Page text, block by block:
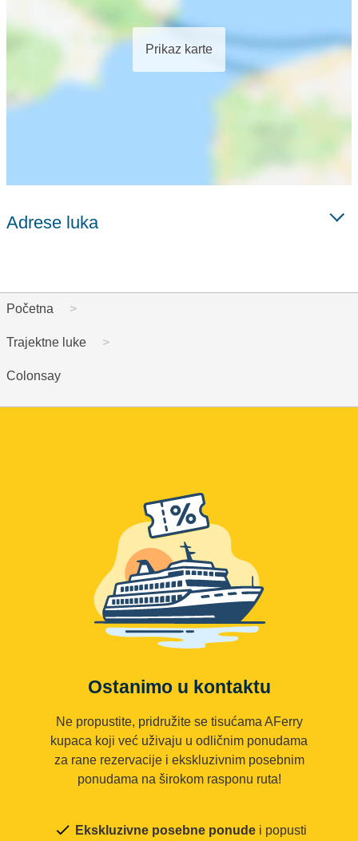
Prikaz karte
Adrese luka
Početna
Trajektne luke
Colonsay
Ostanimo u kontaktu
Ne propustite, pridružite se tisućama AFerry
kupaca koji već uživaju u odličnim ponudama
za rane rezervacije i ekskluzivnim posebnim
ponudama na širokom rasponu ruta!
Ekskluzivne posebne ponude i popusti